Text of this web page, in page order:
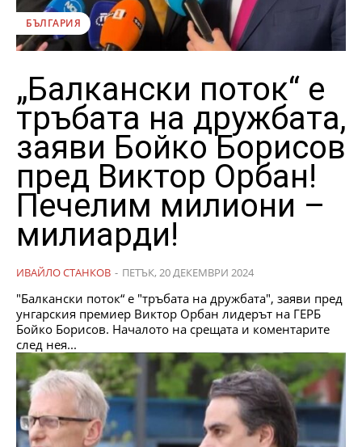
БЪЛГАРИЯ
„Балкански поток“ е
тръбата на дружбата,
заяви Бойко Борисов
пред Виктор Орбан!
Печелим милиони –
милиарди!
ИВАЙЛО СТАНКОВ - ПЕТЪК, 20 ДЕКЕМВРИ 2024
"Балкански поток“ е "тръбата на дружбата", заяви пред
унгарския премиер Виктор Орбан лидерът на ГЕРБ
Бойко Борисов. Началото на срещата и коментарите
след нея...